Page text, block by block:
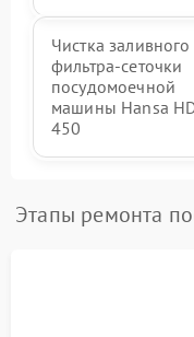
Чистка заливного
фильтра-сеточки
посудомоечной
машины Hansa
450
Этапы ремонта